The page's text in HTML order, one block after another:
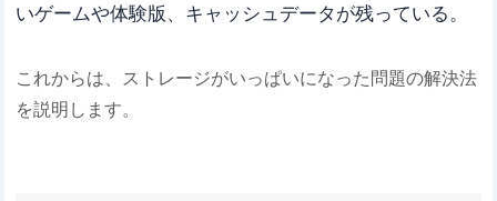
いゲームや体験版、キャッシュデータが残っている。
これからは、ストレージがいっぱいになった問題の解決法
を説明します。